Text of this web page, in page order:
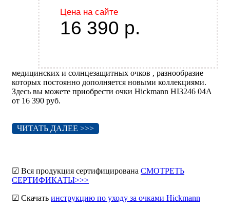
Цена на сайте
16 390 р.
медицинских и солнцезащитных очков , разнообразие
которых постоянно дополняется новыми коллекциями.
Здесь вы можете приобрести очки Hickmann HI3246 04A
от 16 390 руб.
ЧИТАТЬ ДАЛЕЕ >>>
☑ Вся продукция сертифицирована СМОТРЕТЬ
СЕРТИФИКАТЫ>>>
☑ Скачать инструкцию по уходу за очками Hickmann